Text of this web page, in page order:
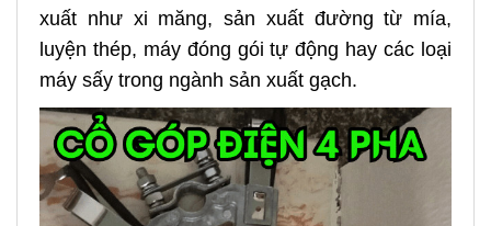
xuất như xi măng, sản xuất đường từ mía,
luyện thép, máy đóng gói tự động hay các loại
máy sấy trong ngành sản xuất gạch.